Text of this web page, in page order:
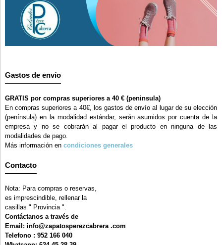
Gastos de envío
GRATIS por compras superiores a 40 € (peninsula)
En compras superiores a 40€, los gastos de envío al lugar de su elección
(península) en la modalidad estándar, serán asumidos por cuenta de la
empresa y no se cobrarán al pagar el producto en ninguna de las
modalidades de pago.
Más información en condiciones generales
Contacto
Nota: Para compras o reservas,
es imprescindible, rellenar la
casillas " Provincia ".
Contáctanos a través de
Email: info@zapatosperezcabrera .com
Telefono : 952 166 040